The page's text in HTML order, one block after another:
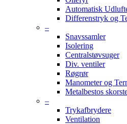
Automatisk
Differenstryk og
–
Snavssamler
Isolering
Centralstøvsuger
Div. ventiler
Røgrør
Manometer og
Metalbestos
–
Trykafbrydere
Ventilation